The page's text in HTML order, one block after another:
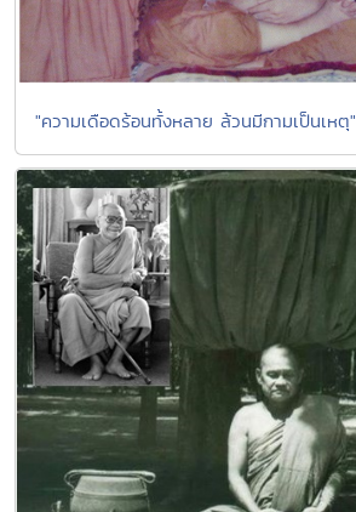
"ความเดือดร้อนทั้งหลาย ล้วนมีกามเป็นเหตุ"